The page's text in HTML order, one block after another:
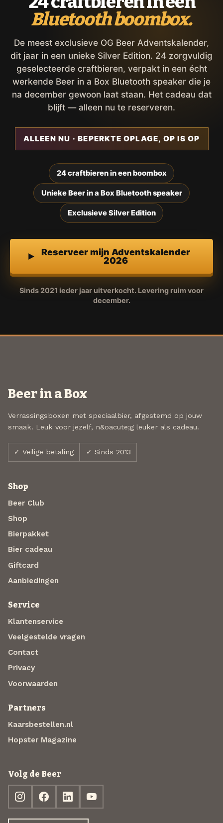
Bluetooth boombox.
De meest exclusieve OG Beer Adventskalender,
dit jaar in een unieke Silver Edition. 24 zorgvuldig
geselecteerde craftbieren, verpakt in een écht
werkende Beer in a Box Bluetooth speaker die je
na december gewoon laat staan. Het cadeau dat
blijft — alleen nu te reserveren.
ALLEEN NU · BEPERKTE OPLAGE, OP IS OP
24 craftbieren in een boombox
Unieke Beer in a Box Bluetooth speaker
Exclusieve Silver Edition
Reserveer mijn Adventskalender
2026
Sinds 2021 ieder jaar uitverkocht. Levering ruim voor
december.
Beer in a Box
Verrassingsboxen met speciaalbier, afgestemd op jouw
smaak. Leuk voor jezelf, n&oacute;g leuker als cadeau.
✓ Veilige betaling ✓ Sinds 2013
Shop
Beer Club
Shop
Bierpakket
Bier cadeau
Giftcard
Aanbiedingen
Service
Klantenservice
Veelgestelde vragen
Contact
Privacy
Voorwaarden
Partners
Kaarsbestellen.nl
Hopster Magazine
Volg de Beer